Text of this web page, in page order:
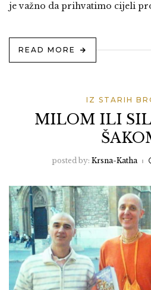
je važno da prihvatimo cijeli
READ MORE
IZ STARIH
MILOM ILI
posted by: Krsna-Katha